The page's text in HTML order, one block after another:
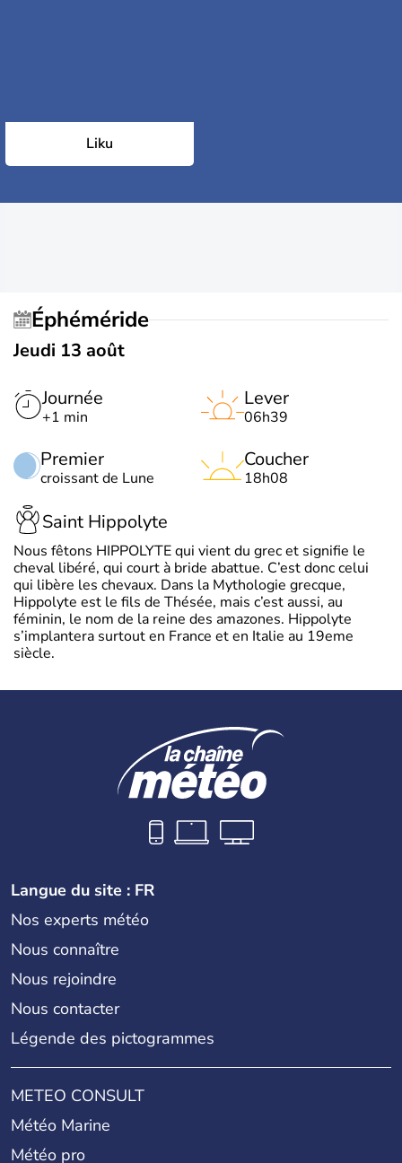
Liku
Éphéméride
Jeudi 13 août
Journée
+1 min
Premier
croissant de Lune
Lever
06h39
Coucher
18h08
Saint Hippolyte
Nous fêtons HIPPOLYTE qui vient du grec et signifie le
cheval libéré, qui court à bride abattue. C’est donc celui
qui libère les chevaux. Dans la Mythologie grecque,
Hippolyte est le fils de Thésée, mais c’est aussi, au
féminin, le nom de la reine des amazones. Hippolyte
s’implantera surtout en France et en Italie au 19eme
siècle.
Langue du site : FR
Nos experts météo
Nous connaître
Nous rejoindre
Nous contacter
Légende des pictogrammes
METEO CONSULT
Météo Marine
Météo pro